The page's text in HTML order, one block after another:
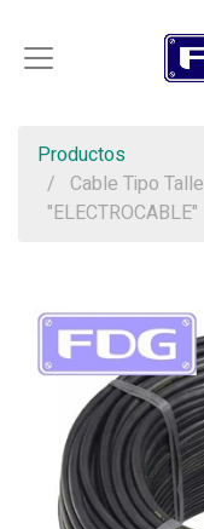
Productos
Cable Tipo
"ELECTROCABLE"